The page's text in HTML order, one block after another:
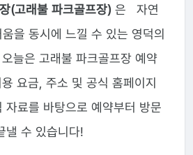
(고래불 파크골프장) 은 자연
을 동시에 느낄 수 있는 영덕의
늘은 고래불 파크골프장 예약
요금, 주소 및 공식 홈페이지
자료를 바탕으로 예약부터 방문
낼 수 있습니다!